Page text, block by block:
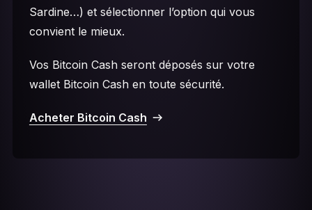
Sardine…) et sélectionner l’option qui vous
convient le mieux.
Vos Bitcoin Cash seront déposés sur votre
wallet Bitcoin Cash en toute sécurité.
Acheter Bitcoin Cash